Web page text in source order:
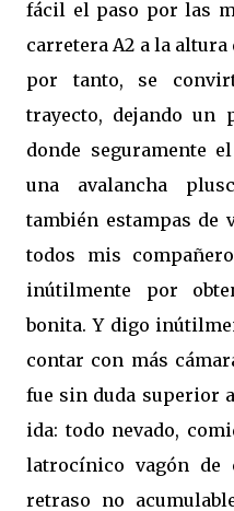
fácil el paso por las
carretera A2 a la altura
por tanto, se
trayecto, dejando un
donde seguramente
una avalancha
también estampas de
todos mis
inútilmente por
bonita. Y digo
contar con más
fue sin duda superior
ida: todo nevado,
latrocínico vagón de
retraso no